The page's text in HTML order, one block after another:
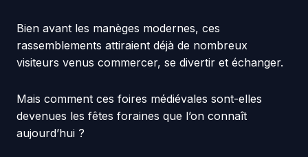
Bien avant les manèges modernes, ces
rassemblements attiraient déjà de nombreux
visiteurs venus commercer, se divertir et échanger.
Mais comment ces foires médiévales sont-elles
devenues les fêtes foraines que l’on connaît
aujourd’hui ?